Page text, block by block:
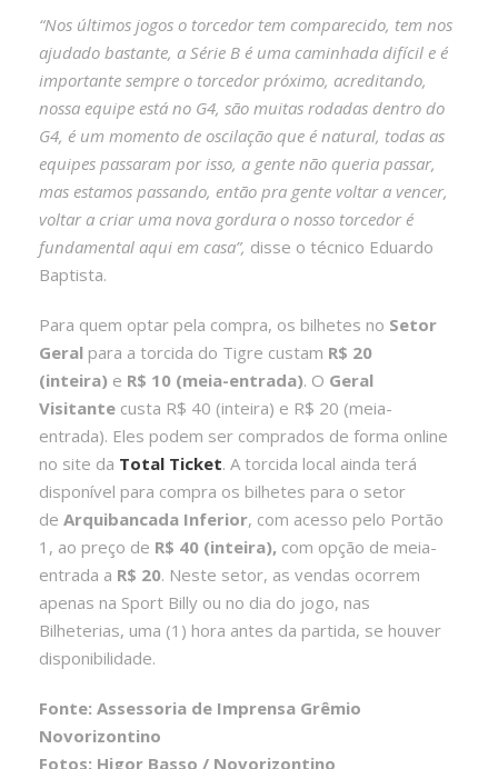
“Nos últimos jogos o torcedor tem comparecido, tem nos
ajudado bastante, a Série B é uma caminhada difícil e é
importante sempre o torcedor próximo, acreditando,
nossa equipe está no G4, são muitas rodadas dentro do
G4, é um momento de oscilação que é natural, todas as
equipes passaram por isso, a gente não queria passar,
mas estamos passando, então pra gente voltar a vencer,
voltar a criar uma nova gordura o nosso torcedor é
fundamental aqui em casa”, disse o técnico Eduardo
Baptista.
Para quem optar pela compra, os bilhetes no Setor
Geral para a torcida do Tigre custam R$ 20
(inteira) e R$ 10 (meia-entrada). O Geral
Visitante custa R$ 40 (inteira) e R$ 20 (meia-
entrada). Eles podem ser comprados de forma online
no site da Total Ticket. A torcida local ainda terá
disponível para compra os bilhetes para o setor
de Arquibancada Inferior, com acesso pelo Portão
1, ao preço de R$ 40 (inteira), com opção de meia-
entrada a R$ 20. Neste setor, as vendas ocorrem
apenas na Sport Billy ou no dia do jogo, nas
Bilheterias, uma (1) hora antes da partida, se houver
disponibilidade.
Fonte: Assessoria de Imprensa Grêmio
Novorizontino
Fotos: Higor Basso / Novorizontino